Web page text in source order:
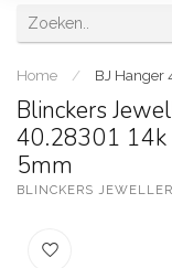
Home / BJ Hanger
Blinckers
40.28301 14k
5mm
BLINCKERS